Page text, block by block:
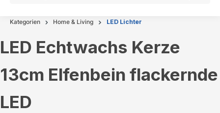
Kategorien Home & Living LED Lichter
LED Echtwachs Kerze
13cm Elfenbein flackernde
LED